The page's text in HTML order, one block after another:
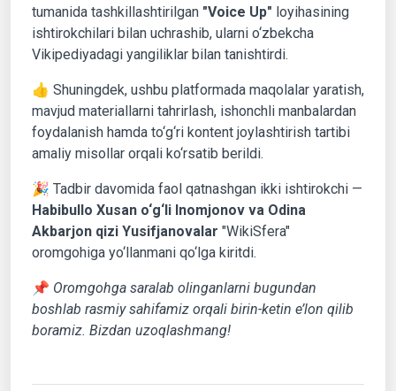
tumanida tashkillashtirilgan "Voice Up" loyihasining
ishtirokchilari bilan uchrashib, ularni o‘zbekcha
Vikipediyadagi yangiliklar bilan tanishtirdi.
👍 Shuningdek, ushbu platformada maqolalar yaratish,
mavjud materiallarni tahrirlash, ishonchli manbalardan
foydalanish hamda to‘g‘ri kontent joylashtirish tartibi
amaliy misollar orqali ko‘rsatib berildi.
🎉 Tadbir davomida faol qatnashgan ikki ishtirokchi —
Habibullo Xusan o‘g‘li Inomjonov va Odina
Akbarjon qizi Yusifjanovalar "WikiSfera"
oromgohiga yo‘llanmani qo‘lga kiritdi.
📌 Oromgohga saralab olinganlarni bugundan
boshlab rasmiy sahifamiz orqali birin-ketin e’lon qilib
boramiz. Bizdan uzoqlashmang!